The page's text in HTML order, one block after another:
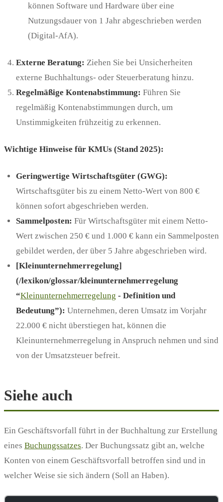
können Software und Hardware über eine
Nutzungsdauer von 1 Jahr abgeschrieben werden
(Digital-AfA).
Externe Beratung: Ziehen Sie bei Unsicherheiten
externe Buchhaltungs- oder Steuerberatung hinzu.
Regelmäßige Kontenabstimmung: Führen Sie
regelmäßig Kontenabstimmungen durch, um
Unstimmigkeiten frühzeitig zu erkennen.
Wichtige Hinweise für KMUs (Stand 2025):
Geringwertige Wirtschaftsgüter (GWG):
Wirtschaftsgüter bis zu einem Netto-Wert von 800 €
können sofort abgeschrieben werden.
Sammelposten: Für Wirtschaftsgüter mit einem Netto-
Wert zwischen 250 € und 1.000 € kann ein Sammelposten
gebildet werden, der über 5 Jahre abgeschrieben wird.
[Kleinunternehmerregelung]
(/lexikon/glossar/kleinunternehmerregelung
“Kleinunternehmerregelung - Definition und
Bedeutung”): Unternehmen, deren Umsatz im Vorjahr
22.000 € nicht überstiegen hat, können die
Kleinunternehmerregelung in Anspruch nehmen und sind
von der Umsatzsteuer befreit.
Siehe auch
Ein Geschäftsvorfall führt in der Buchhaltung zur Erstellung
eines Buchungssatzes. Der Buchungssatz gibt an, welche
Konten von einem Geschäftsvorfall betroffen sind und in
welcher Weise sie sich ändern (Soll an Haben).